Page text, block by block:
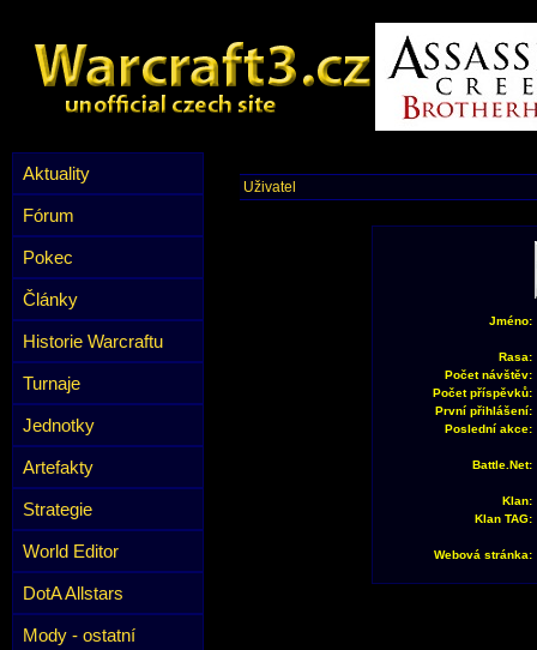
Aktuality
Fórum
Pokec
Články
Historie Warcraftu
Turnaje
Jednotky
Artefakty
Strategie
World Editor
DotA Allstars
Mody - ostatní
Uživatel
Jméno:
Rasa:
Počet návštěv:
Počet příspěvků:
První přihlášení:
Poslední akce:
Battle.Net:
Klan:
Klan TAG:
Webová stránka: